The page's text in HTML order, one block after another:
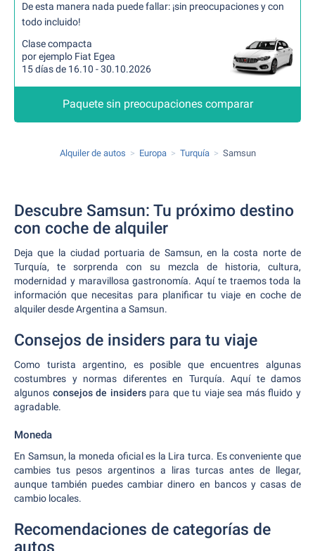
De esta manera nada puede fallar: ¡sin preocupaciones y con
todo incluido!
Clase compacta
por ejemplo Fiat Egea
15 días de 16.10 - 30.10.2026
Paquete sin preocupaciones comparar
Alquiler de autos Europa Turquía Samsun
Descubre Samsun: Tu próximo destino
con coche de alquiler
Deja que la ciudad portuaria de Samsun, en la costa norte de
Turquía, te sorprenda con su mezcla de historia, cultura,
modernidad y maravillosa gastronomía. Aquí te traemos toda la
información que necesitas para planificar tu viaje en coche de
alquiler desde Argentina a Samsun.
Consejos de insiders para tu viaje
Como turista argentino, es posible que encuentres algunas
costumbres y normas diferentes en Turquía. Aquí te damos
algunos consejos de insiderspara que tu viaje sea más fluido y
agradable.
Moneda
En Samsun, la moneda oficial es la Lira turca. Es conveniente que
cambies tus pesos argentinos a liras turcas antes de llegar,
aunque también puedes cambiar dinero en bancos y casas de
cambio locales.
Recomendaciones de categorías de
autos